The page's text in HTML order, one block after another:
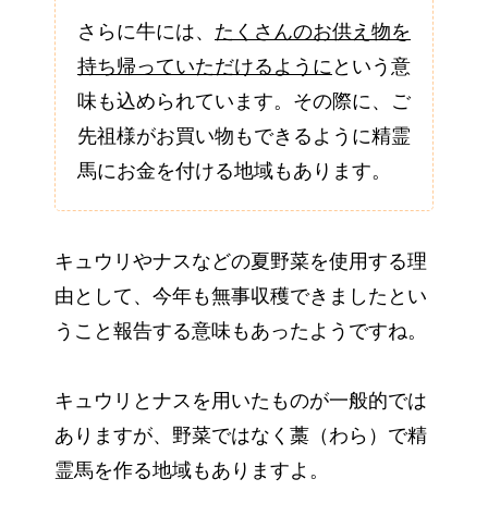
さらに牛には、 たくさんのお供え物を
持ち帰っていただけるように という意
味も込められています。その際に、ご
先祖様がお買い物もできるように精霊
馬にお金を付ける地域もあります。
キュウリやナスなどの夏野菜を使用する理
由として、今年も無事収穫できましたとい
うこと報告する意味もあったようですね。
キュウリとナスを用いたものが一般的では
ありますが、野菜ではなく藁（わら）で精
霊馬を作る地域もありますよ。